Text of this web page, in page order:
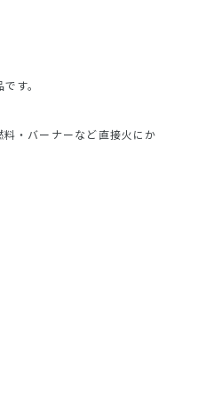
す。
・バーナーなど直接火にか